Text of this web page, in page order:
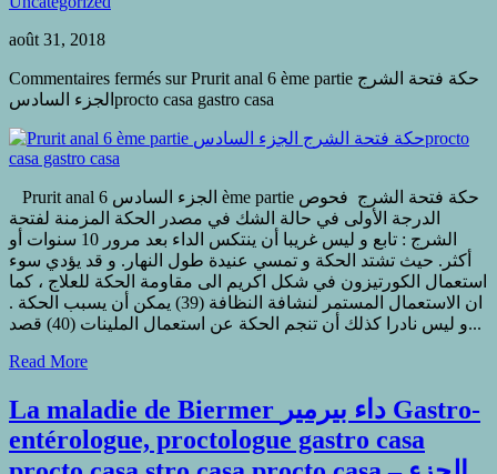
août 31, 2018
Commentaires fermés sur Prurit anal 6 ème partie حكة فتحة الشرج
الجزء السادسprocto casa gastro casa
Prurit anal الجزء السادس 6 ème partie حكة فتحة الشرج فحوص
الدرجة الأولى في حالة الشك في مصدر الحكة المزمنة لفتحة
الشرج : تابع و ليس غريبا أن ينتكس الداء بعد مرور 10 سنوات أو
أكثر. حيث تشتد الحكة و تمسي عنيدة طول النهار. و قد يؤدي سوء
استعمال الكورتيزون في شكل اكريم الى مقاومة الحكة للعلاج ، كما
ان الاستعمال المستمر لنشافة النظافة (39) يمكن أن يسبب الحكة .
و ليس نادرا كذلك أن تنجم الحكة عن استعمال الملينات (40) قصد...
Read More
La maladie de Biermer داء بيرمير Gastro-
entérologue, proctologue gastro casa